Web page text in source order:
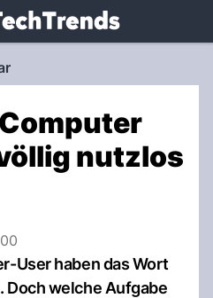
nutzlos
User haben das Wort
Doch welche Aufgabe